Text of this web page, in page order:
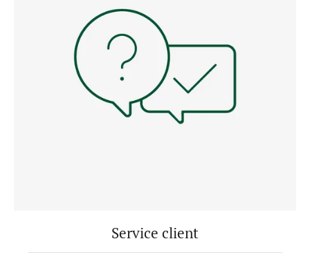
Service client